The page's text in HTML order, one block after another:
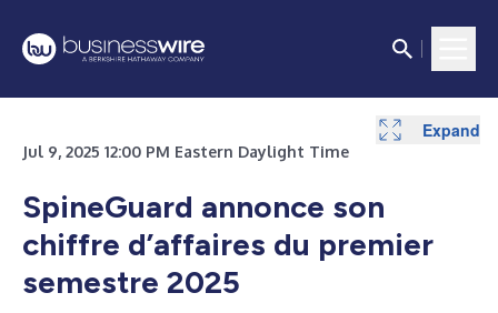
Jul 9, 2025 12:00 PM Eastern Daylight Time
SpineGuard annonce son
chiffre d’affaires du premier
semestre 2025
Expand
Expand